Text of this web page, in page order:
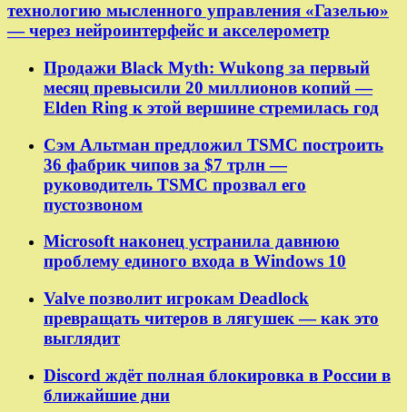
технологию мысленного управления «Газелью»
— через нейроинтерфейс и акселерометр
Продажи Black Myth: Wukong за первый
месяц превысили 20 миллионов копий —
Elden Ring к этой вершине стремилась год
Сэм Альтман предложил TSMC построить
36 фабрик чипов за $7 трлн —
руководитель TSMC прозвал его
пустозвоном
Microsoft наконец устранила давнюю
проблему единого входа в Windows 10
Valve позволит игрокам Deadlock
превращать читеров в лягушек — как это
выглядит
Discord ждёт полная блокировка в России в
ближайшие дни